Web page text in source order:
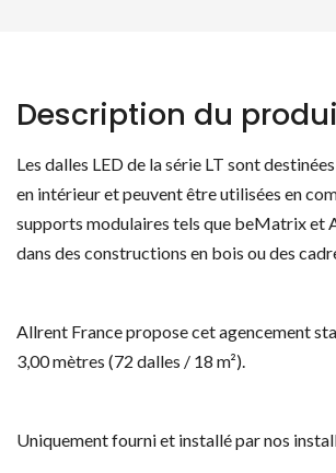
Description du
Les dalles LED de la série LT sont
en intérieur et peuvent être utilisées en
supports modulaires tels que beMatrix et
dans des constructions en bois ou des
Allrent France propose cet agencement
3,00 mètres (72 dalles / 18 m²).
Uniquement fourni et installé par nos